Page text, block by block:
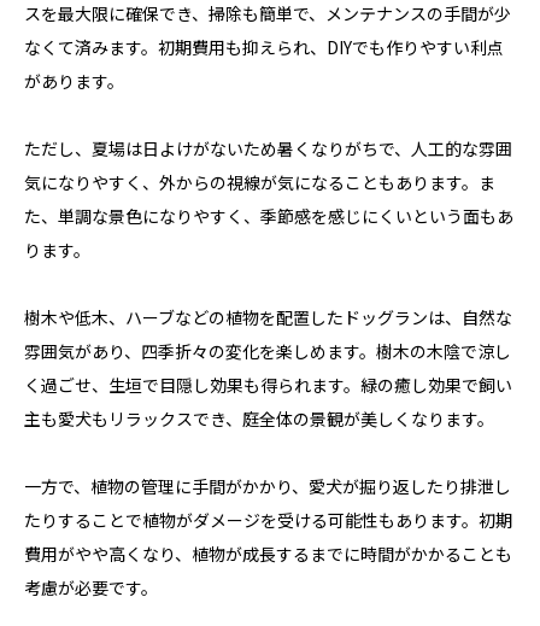
スを最大限に確保でき、掃除も簡単で、メンテナンスの手間が少
なくて済みます。初期費用も抑えられ、DIYでも作りやすい利点
があります。
ただし、夏場は日よけがないため暑くなりがちで、人工的な雰囲
気になりやすく、外からの視線が気になることもあります。ま
た、単調な景色になりやすく、季節感を感じにくいという面もあ
ります。
樹木や低木、ハーブなどの植物を配置したドッグランは、自然な
雰囲気があり、四季折々の変化を楽しめます。樹木の木陰で涼し
く過ごせ、生垣で目隠し効果も得られます。緑の癒し効果で飼い
主も愛犬もリラックスでき、庭全体の景観が美しくなります。
一方で、植物の管理に手間がかかり、愛犬が掘り返したり排泄し
たりすることで植物がダメージを受ける可能性もあります。初期
費用がやや高くなり、植物が成長するまでに時間がかかることも
考慮が必要です。